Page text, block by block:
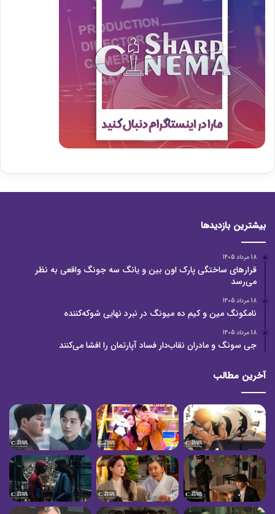
بیشترین بازدیدها
18 مرداد 1405
قرارهای ساختگی پارک اون بین و یانگ سه جونگ واقعی به نظر
می‌رسد
18 مرداد 1405
نامکونگ مین و کیم ده میونگ در نبرد نهایی شوکه‌کننده
18 مرداد 1405
جی سونگ و مادران نقاب‌دار فساد آپارتمان را افشا می‌کنند
آخرین مطالب